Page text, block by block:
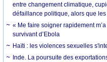
entre changement climatique,
défaillance politique, alors que
« Me faire soigner rapidement
survivant d’Ebola
Haïti : les violences sexuelles
Inde. La poursuite des